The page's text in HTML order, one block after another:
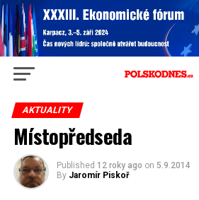
AKTUALITY
Místopředseda
Published 12 roky ago on 5.9.2014
By Jaromír Piskoř